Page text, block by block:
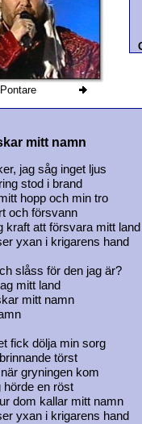
mitt namn
jag såg inget ljus
stod i brand
hopp och min tro
och försvann
kraft att försvara mitt land
yxan i krigarens hand
slåss för den jag är?
mitt land
mitt namn
fick dölja min sorg
törst
gryningen kom
hörde en röst
dom kallar mitt namn
yxan i krigarens hand